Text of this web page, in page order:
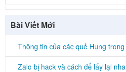
Bài Viết Mới
Thông tin của các quẻ Hung
Zalo bị hack và cách để lấy lại